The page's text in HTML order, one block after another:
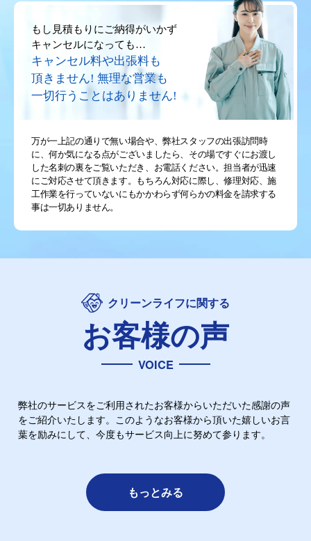
もし見積もりにご納得がいかず
キャンセルになっても…
キャンセル料や出張料も
頂きません! 無理な営業も
一切行うことはありません!
万が一上記の通りで無い場合や、弊社スタッフの出張訪問時
に、何か気になる点がございましたら、その場ですぐにお渡し
した名刺の裏をご覧いただき、お電話ください。担当者が迅速
にご対応させて頂きます。もちろん対応に際し、修理対応、施
工作業を行っていないにもかかわらず何らかの料金を請求する
事は一切ありません。
クリーンライフに関する
お客様の声
VOICE
弊社のサービスをご利用されたお客様からいただいた感謝の声
をご紹介いたします。このようなお客様から頂いた嬉しいお言
葉を励みにして、今度もサービス向上に努めて参ります。
もっとみる